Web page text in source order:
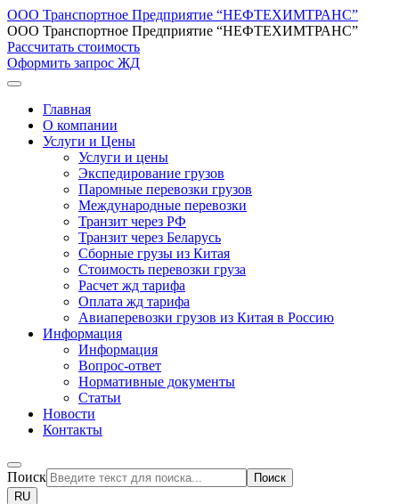
ООО Транспортное Предприятие “НЕФТЕХИМТРАНС”
ООО Транспортное Предприятие “НЕФТЕХИМТРАНС”
Рассчитать стоимость
Оформить запрос ЖД
Главная
О компании
Услуги и Цены
Услуги и цены
Экспедирование грузов
Паромные перевозки грузов
Международные перевозки
Транзит через РФ
Транзит через Беларусь
Сборные грузы из Китая
Стоимость перевозки груза
Расчет жд тарифа
Оплата жд тарифа
Авиаперевозки грузов из Китая в Россию
Информация
Информация
Вопрос-ответ
Нормативные документы
Статьи
Новости
Контакты
Поиск
Поиск
RU